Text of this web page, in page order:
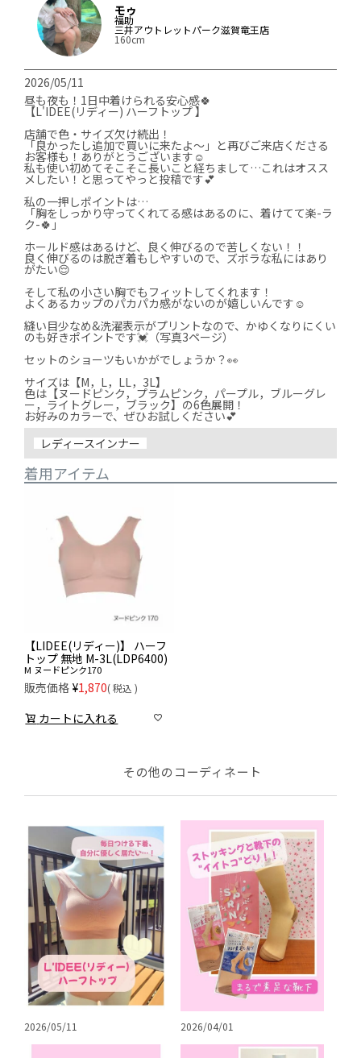
モゥ
福助
三井アウトレットパーク滋賀竜王店
160cm
2026/05/11
昼も夜も！1日中着けられる安心感🍀
【L'IDEE(リディー) ハーフトップ 】
店舗で色・サイズ欠け続出！
「良かったし追加で買いに来たよ〜」と再びご来店くださる
お客様も！ありがとうございます☺️
私も使い初めてそこそこ長いこと経ちまして…これはオスス
メしたい！と思ってやっと投稿です💕
私の一押しポイントは…
「胸をしっかり守ってくれてる感はあるのに、着けてて楽-ラ
ク-🍀」
ホールド感はあるけど、良く伸びるので苦しくない！！
良く伸びるのは脱ぎ着もしやすいので、ズボラな私にはあり
がたい😌
そして私の小さい胸でもフィットしてくれます！
よくあるカップのパカパカ感がないのが嬉しいんです☺️
縫い目少なめ&洗濯表示がプリントなので、かゆくなりにくい
のも好きポイントです💓（写真3ページ）
セットのショーツもいかがでしょうか？👀
サイズは【M，L，LL，3L】
色は【ヌードピンク，プラムピンク，パープル，ブルーグレ
ー，ライトグレー，ブラック】の6色展開！
お好みのカラーで、ぜひお試しください💕
レディースインナー
着用アイテム
【LIDEE(リディー)】 ハーフ
トップ 無地 M-3L(LDP6400)
M ヌードピンク170
販売価格 ¥1,870 税込
カートに入れる
その他のコーディネート
2026/05/11 2026/04/01